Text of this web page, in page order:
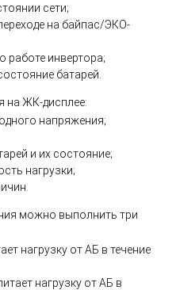
сети;
на байпас/ЭКО-
работе инвертора;
батарей.
на ЖК-дисплее:
напряжения;
и их состояние;
нагрузки;
можно выполнить три
нагрузку от АБ в течение
нагрузку от АБ в